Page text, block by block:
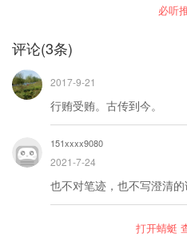
宁。本书有马长辉先生播
必听
评论(3条)
2017-9-21
行贿受贿。古传到今。
151xxxx9080
2021-7-24
也不对笔迹，也不写澄清的
打开蜻蜓